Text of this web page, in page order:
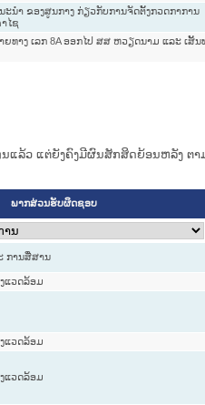
ນຳ ຂອງສູນກາງ ກ່ຽວກັບການຈັດຕັ້ງກວດກາການ
ໄຊ
າງ ເລກ 8A ອອກໄປ ສສ ຫວຽດນາມ ແລະ ເສັ້ນ
ລ້ວ ແຕ່ຍັງຄົງມີຜົນສັກສິດຍ້ອນຫລັງ ຕາ
ພາກສ່ວນຮັບຜິດຊອບ
ການສື່ສານ
ແວດລ້ອມ
ແວດລ້ອມ
ແວດລ້ອມ